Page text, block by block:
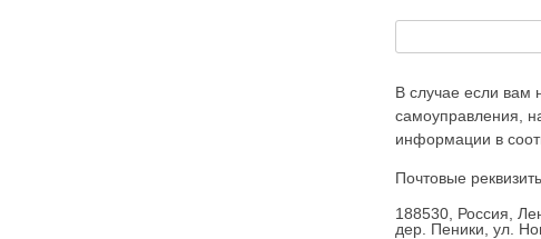
В случае если вам
самоуправления,
информации в
Почтовые
188530, Россия,
дер. Пеники, ул.